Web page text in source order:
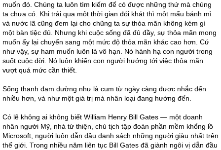
muốn đó. Chúng ta luôn tìm kiếm để có được những thứ mà chúng
ta chưa có. Khi trải qua một thời gian đói khát thì một mẩu bánh mì
và nước lã cũng đem lại cho chũng ta sự thỏa mãn không kém gì
một bàn tiệc đủ. Nhưng khi cuộc sống đã đủ đầy, sự thỏa mãn mong
muốn ấy lại chuyển sang một mức độ thỏa mãn khác cao hơn. Cứ
như vậy, sự ham muốn luôn là vô hạn. Nó hành hạ con người trong
suốt cuộc đời. Nó luôn khiến con người hướng tới việc thỏa mãn
vượt quá mức cần thiết.
Sống thanh đạm dường như là cụm từ ngày càng được nhắc đến
nhiều hơn, và như một giá trị mà nhân loại đang hướng đến.
Có lẽ không ai không biết William Henry Bill Gates — một doanh
nhân người Mỹ, nhà từ thiện, chủ tịch tập đoàn phần mềm khổng lồ
Microsoft, người luôn dẫn đầu danh sách những người giàu nhất trên
thế giới. Trong nhiều năm liên tục Bill Gates đã giành ngôi vị dẫn đầu